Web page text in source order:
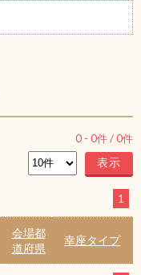
0 - 0件 /0件
1
会場都
道府県
幸座タイプ